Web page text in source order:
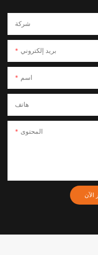
شركة
بريد إلكتروني
اسم
هاتف
المحتوى
الآن